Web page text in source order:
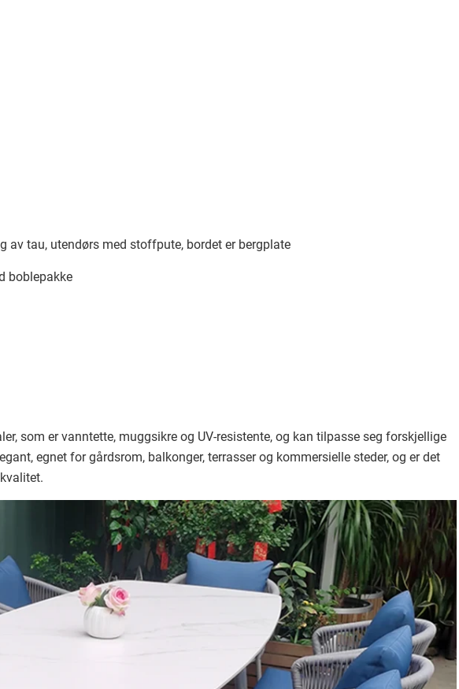
av tau, utendørs med stoffpute, bordet er bergplate
boblepakke
som er vanntette, muggsikre og UV-resistente, og kan tilpasse seg forskjellige
egnet for gårdsrom, balkonger, terrasser og kommersielle steder, og er det